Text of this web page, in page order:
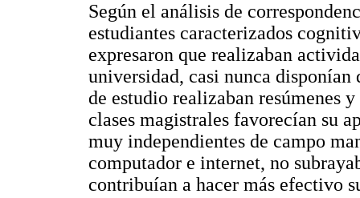
Según el análisis de
estudiantes caracterizados
expresaron que realizaban
universidad, casi nunca
de estudio realizaban resúmenes
clases magistrales favorecían su
muy independientes de campo
computador e internet, no
contribuían a hacer más efectivo